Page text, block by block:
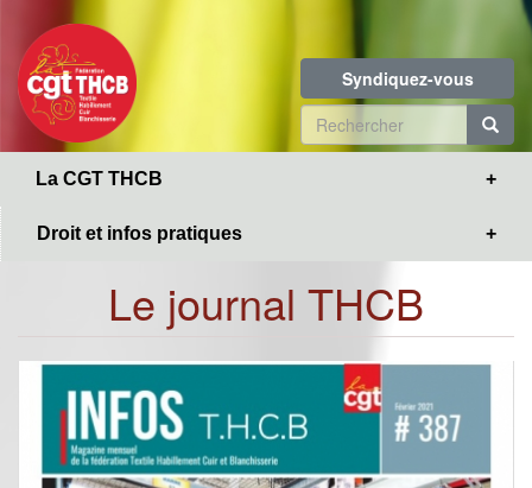
contenu
principal
Syndiquez-vous
Formulaire
de
La CGT THCB
Droit et infos pratiques
Le journal THCB